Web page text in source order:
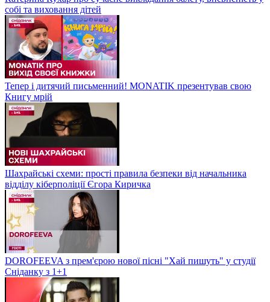
собі та виховання дітей
Тепер і дитячий письменний! MONATIK презентував свою
Книгу мрій
Шахрайські схеми: прості правила безпеки від начальника
відділу кіберполіції Єгора Киричка
DOROFEEVA з прем'єрою нової пісні "Хай пишуть" у студії
Сніданку з 1+1